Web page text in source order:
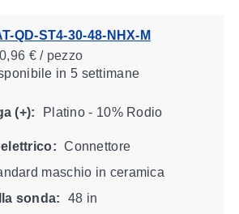
QD-ST4-30-48-NHX-M
€ / pezzo
in 5 settimane
(+): Platino - 10% Rodio
Connettore
maschio in ceramica
sonda:
48 in